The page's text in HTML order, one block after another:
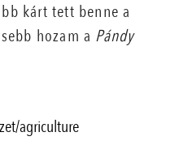
kárt tett benne a
hozam a Pándy
agriculture